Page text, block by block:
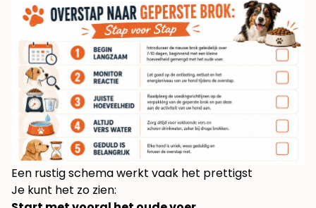
Een rustig schema werkt vaak het prettigst
Je kunt het zo zien: